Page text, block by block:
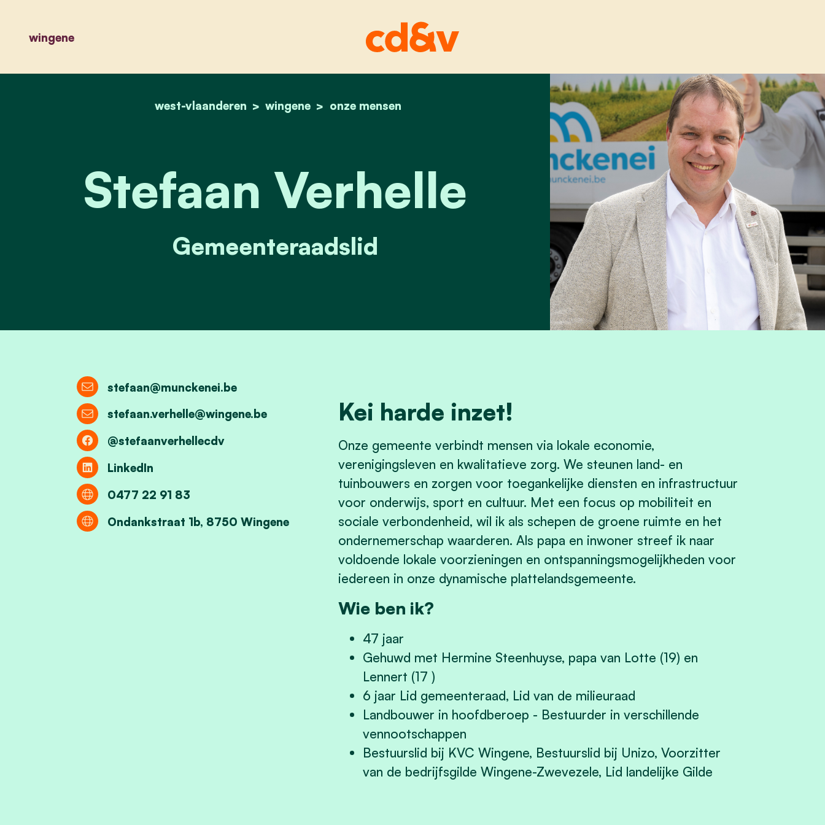
wingene
home
west-vlaanderen wingene onze mensen
stefaan verhelle
Stefaan Verhelle
Gemeenteraadslid
Kei harde inzet!
Onze gemeente verbindt mensen via lokale economie,
verenigingsleven en kwalitatieve zorg. We steunen land- en
tuinbouwers en zorgen voor toegankelijke diensten en infrastructuur
voor onderwijs, sport en cultuur. Met een focus op mobiliteit en
sociale verbondenheid, wil ik als schepen de groene ruimte en het
ondernemerschap waarderen. Als papa en inwoner streef ik naar
voldoende lokale voorzieningen en ontspanningsmogelijkheden voor
iedereen in onze dynamische plattelandsgemeente.
Wie ben ik?
47 jaar
Gehuwd met Hermine Steenhuyse, papa van Lotte (19) en
Lennert (17 )
6 jaar Lid gemeenteraad, Lid van de milieuraad
Landbouwer in hoofdberoep - Bestuurder in verschillende
vennootschappen
Bestuurslid bij KVC Wingene, Bestuurslid bij Unizo, Voorzitter
van de bedrijfsgilde Wingene-Zwevezele, Lid landelijke Gilde
stefaan@munckenei.be
stefaan.verhelle@wingene.be
@stefaanverhellecdv
LinkedIn
0477 22 91 83
Ondankstraat 1b, 8750 Wingene